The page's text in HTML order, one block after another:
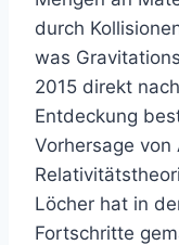
durch
was
2015 direkt
Entdeckung
Vorhersage
Löcher hat in
Fortschritte